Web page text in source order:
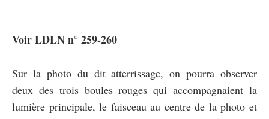
Voir LDLN n° 259-260
Sur la photo du dit atterrissage, on pourra observer
deux des trois boules rouges qui accompagnaient la
lumière principale, le faisceau au centre de la photo et